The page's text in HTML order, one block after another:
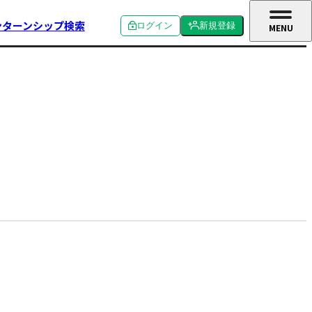
ーンシップ検索 ログイン 新規登録 MENU